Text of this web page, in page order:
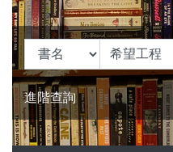
進階查詢